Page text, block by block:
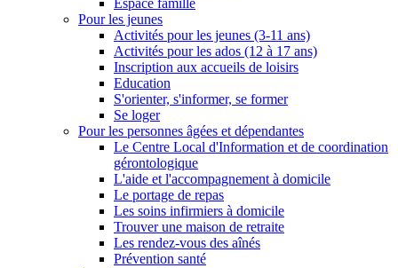
Espace famille
Pour les jeunes
Activités pour les jeunes (3-11 ans)
Activités pour les ados (12 à 17 ans)
Inscription aux accueils de loisirs
Education
S'orienter, s'informer, se former
Se loger
Pour les personnes âgées et dépendantes
Le Centre Local d'Information et de coordination
gérontologique
L'aide et l'accompagnement à domicile
Le portage de repas
Les soins infirmiers à domicile
Trouver une maison de retraite
Les rendez-vous des aînés
Prévention santé